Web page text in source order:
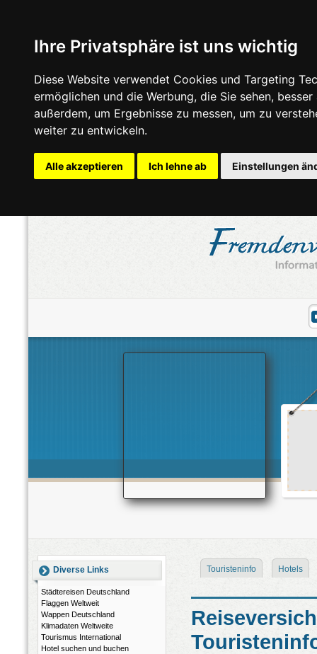
Ihre Privatsphäre ist uns wichtig
Diese Website verwendet Cookies und Targeting
ermöglichen und die Werbung, die Sie sehen,
außerdem, um Ergebnisse zu messen, um zu
weiter zu entwickeln.
Alle akzeptieren Ich lehne ab Einstellungen
Diverse Links
Städtereisen Deutschland
Flaggen Weltweit
Wappen Deutschland
Klimadaten Weltweite
Tourismus International
Hotel suchen und buchen
Touristeninfo Hotels